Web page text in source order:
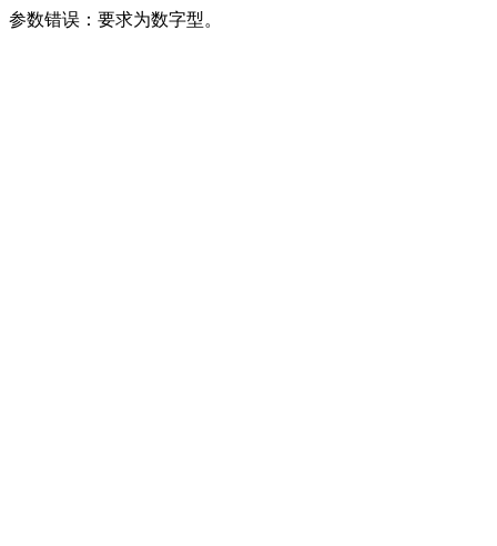
参数错误：要求为数字型。